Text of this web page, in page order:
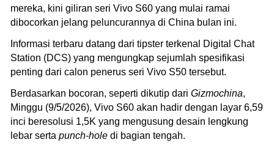
mereka, kini giliran seri Vivo S60 yang mulai ramai
dibocorkan jelang peluncurannya di China bulan ini.
Informasi terbaru datang dari tipster terkenal Digital Chat
Station (DCS) yang mengungkap sejumlah spesifikasi
penting dari calon penerus seri Vivo S50 tersebut.
Berdasarkan bocoran, seperti dikutip dari Gizmochina,
Minggu (9/5/2026), Vivo S60 akan hadir dengan layar 6,59
inci beresolusi 1,5K yang mengusung desain lengkung
lebar serta punch-hole di bagian tengah.